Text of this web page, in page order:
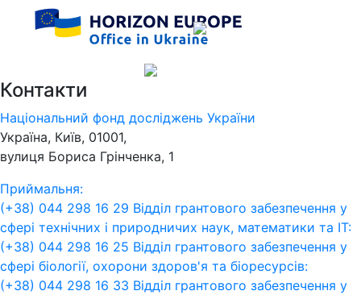
Контакти
Національний фонд досліджень України
Україна, Київ, 01001,
вулиця Бориса Грінченка, 1
Приймальня:
(+38) 044 298 16 29 Відділ грантового забезпечення у
сфері технічних і природничих наук, математики та ІТ:
(+38) 044 298 16 25 Відділ грантового забезпечення у
сфері біології, охорони здоров'я та біоресурсів:
(+38) 044 298 16 33 Відділ грантового забезпечення у